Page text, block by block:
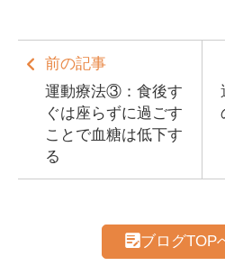
前の記事
運動療法③：食後す
ぐは座らずに過ごす
ことで血糖は低下す
る
ブログTOP